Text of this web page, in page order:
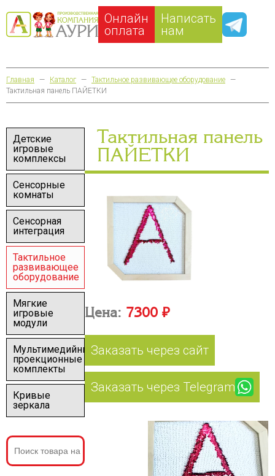
Онлайн
оплата
Написать
нам
Главная — Каталог — Тактильное развивающее оборудование —
Тактильная панель ПАЙЕТКИ
Детские
игровые
комплексы
Сенсорные
комнаты
Сенсорная
интеграция
Тактильное
развивающее
оборудование
Мягкие
игровые
модули
Мультимедийные
проекционные
комплекты
Кривые
зеркала
Тактильная панель
ПАЙЕТКИ
Цена: 7300 ₽
Заказать через сайт
Заказать через Telegram